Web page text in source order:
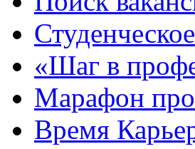
«Шаг в
Марафон
Время